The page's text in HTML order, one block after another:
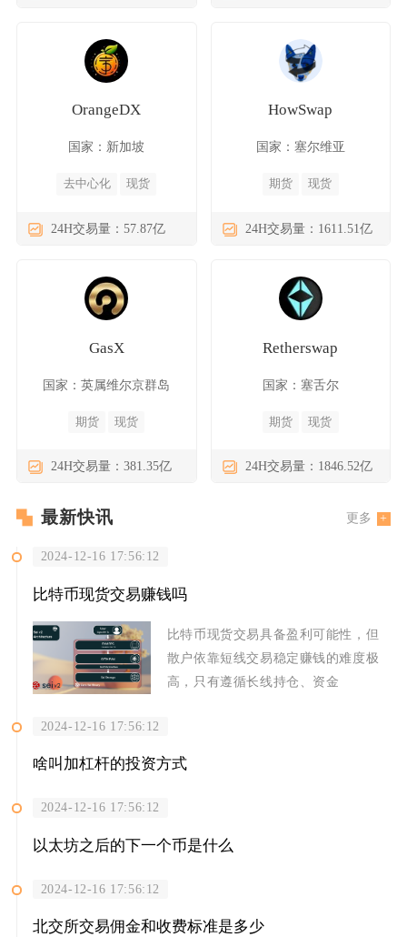
OrangeDX
国家：新加坡
去中心化 现货
24H交易量：57.87亿
HowSwap
国家：塞尔维亚
期货 现货
24H交易量：1611.51亿
GasX
国家：英属维尔京群岛
期货 现货
24H交易量：381.35亿
Retherswap
国家：塞舌尔
期货 现货
24H交易量：1846.52亿
最新快讯 更多
2024-12-16 17:56:12
比特币现货交易赚钱吗
比特币现货交易具备盈利可能性，但
散户依靠短线交易稳定赚钱的难度极
高，只有遵循长线持仓、资金
2024-12-16 17:56:12
啥叫加杠杆的投资方式
2024-12-16 17:56:12
以太坊之后的下一个币是什么
2024-12-16 17:56:12
北交所交易佣金和收费标准是多少